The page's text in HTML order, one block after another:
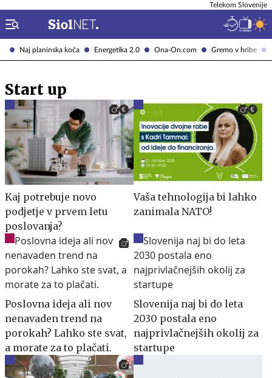
Naj planinska koča Energetika 2.0 Ona-On.com Gremo v hribe
Telekom Slovenije
Start up
Kaj potrebuje novo
podjetje v prvem letu
poslovanja?
Vaša tehnologija bi lahko
zanimala NATO!
Poslovna ideja ali nov
nenavaden trend na
porokah? Lahko ste svat,
a morate za to plačati.
Slovenija naj bi do leta
2030 postala eno
najprivlačnejših okolij za
startupe